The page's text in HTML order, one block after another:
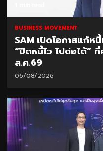
BUSINESS MOVEMENT
SAM เปิดโอกาสแก้ห
“ปิดหนี้ไว ไปต่อได้”
ส.ค.69
06/08/2026